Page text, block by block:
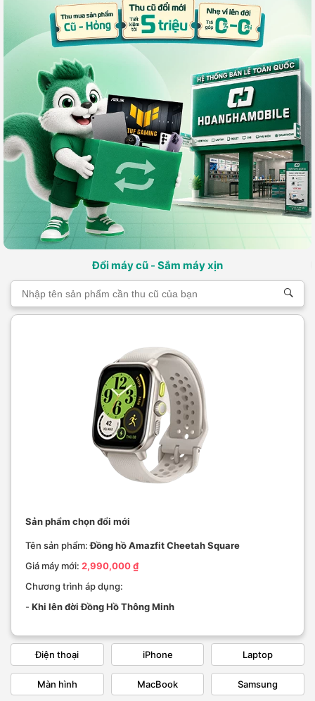
Đổi máy cũ - Sắm máy xịn
Sản phẩm chọn đổi mới
Tên sản phẩm: Đồng hồ Amazfit Cheetah Square
Giá máy mới: 2,990,000 ₫
Chương trình áp dụng:
- Khi lên đời Đồng Hồ Thông Minh
Điện thoại iPhone Laptop
Màn hình MacBook Samsung